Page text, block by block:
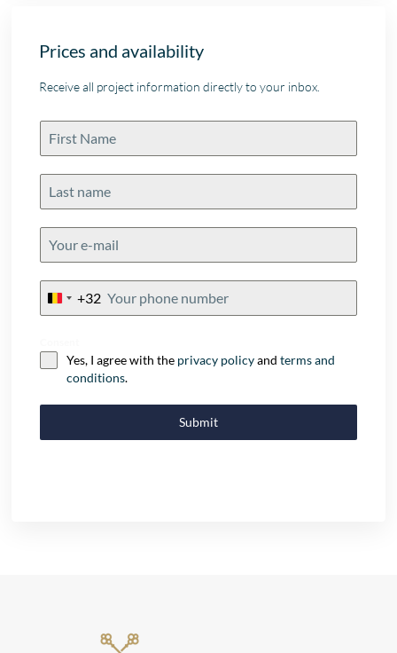
Prices and availability
Receive all project information directly to your inbox.
Belgium
+32
Yes, I agree with the privacy policyandterms and
conditions.
Submit